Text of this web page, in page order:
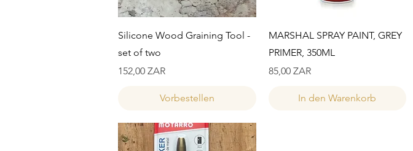
Schnellansicht
Silicone Wood Graining Tool -
set of two
Preis
152,00 ZAR
Vorbestellen
Schnellansicht
MARSHAL SPRAY PAINT, GREY
PRIMER, 350ML
Preis
85,00 ZAR
In den Warenkorb